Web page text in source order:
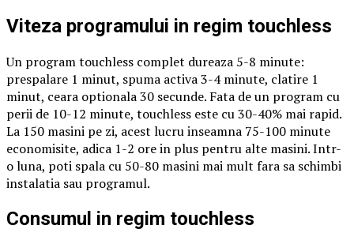
Viteza programului in regim touchless
Un program touchless complet dureaza 5-8 minute:
prespalare 1 minut, spuma activa 3-4 minute, clatire 1
minut, ceara optionala 30 secunde. Fata de un program cu
perii de 10-12 minute, touchless este cu 30-40% mai rapid.
La 150 masini pe zi, acest lucru inseamna 75-100 minute
economisite, adica 1-2 ore in plus pentru alte masini. Intr-
o luna, poti spala cu 50-80 masini mai mult fara sa schimbi
instalatia sau programul.
Consumul in regim touchless